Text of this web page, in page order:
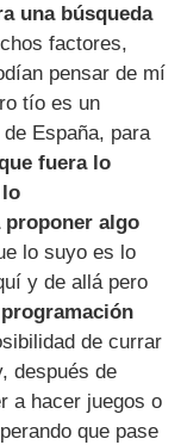
una búsqueda
factores,
pensar de mí
tío es un
España, para
fuera lo
algo
lo suyo es lo
y de allá pero
de currar
después de
a hacer juegos o
que pase